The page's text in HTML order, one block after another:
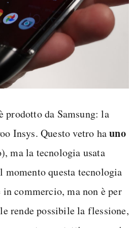
prodotto da Samsung: la
Insys. Questo vetro hauno
ma la tecnologia usata
questa tecnologia
commercio, ma non è per
rende possibile la flessione,